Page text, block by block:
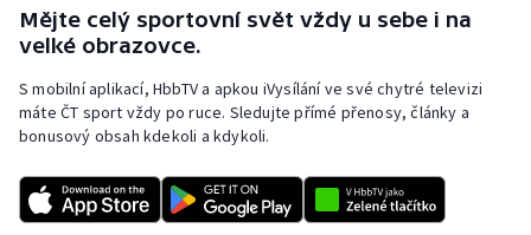
Rychlobruslení
Rychlostní kanoistika
Short track
Sportovní střelba
Mějte celý sportovní svět vždy u sebe i na
velké obrazovce.
S mobilní aplikací, HbbTV a apkou iVysílání ve své chytré televizi
máte ČT sport vždy po ruce. Sledujte přímé přenosy, články a
bonusový obsah kdekoli a kdykoli.